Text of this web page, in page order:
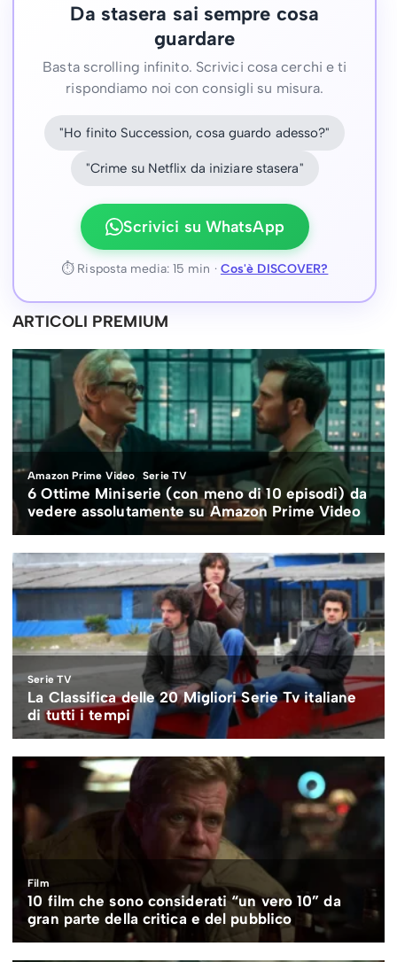
Da stasera sai sempre cosa
guardare
Basta scrolling infinito. Scrivici cosa cerchi e ti
rispondiamo noi con consigli su misura.
"Ho finito Succession, cosa guardo adesso?"
"Crime su Netflix da iniziare stasera"
Scrivici su WhatsApp
⏱ Risposta media: 15 min · Cos'è DISCOVER?
ARTICOLI PREMIUM